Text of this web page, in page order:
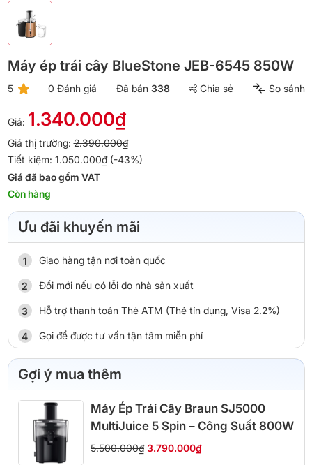
Máy ép trái cây BlueStone JEB-6545 850W
5 0 Đánh giá Đã bán 338 Chia sẻ So sánh
Giá: 1.340.000₫
Giá thị trường:2.390.000₫
Tiết kiệm: 1.050.000₫ (-43%)
Giá đã bao gồm VAT
Còn hàng
Ưu đãi khuyến mãi
Giao hàng tận nơi toàn quốc
Đổi mới nếu có lỗi do nhà sản xuất
Hỗ trợ thanh toán Thẻ ATM (Thẻ tín dụng, Visa 2.2%)
Gọi để được tư vấn tận tâm miễn phí
Gợi ý mua thêm
Máy Ép Trái Cây Braun SJ5000
MultiJuice 5 Spin – Công Suất 800W
5.500.000₫ 3.790.000₫